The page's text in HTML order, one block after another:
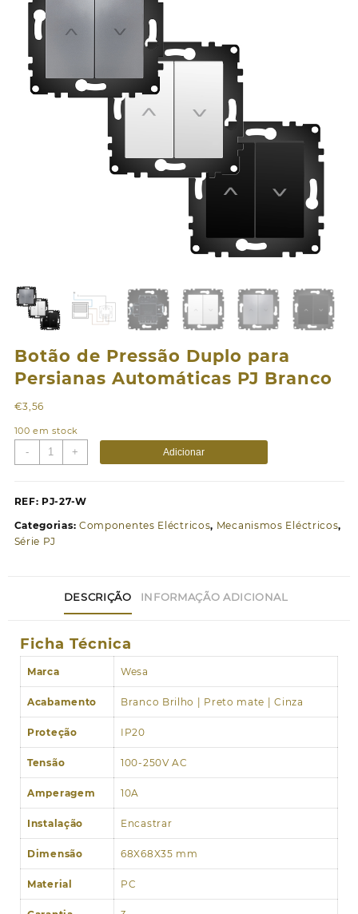
Botão de Pressão Duplo para
Persianas Automáticas PJ Branco
€3,56
100 em stock
-
Quantidade
de
de
Duplo
para
Branco
+ Adicionar
REF: PJ-27-W
Categorias: Componentes Eléctricos, Mecanismos Eléctricos,
Série PJ
DESCRIÇÃO INFORMAÇÃO ADICIONAL
Ficha Técnica
Marca Wesa
Acabamento Branco Brilho | Preto mate | Cinza
Proteção IP20
Tensão 100-250V AC
Amperagem 10A
Instalação Encastrar
Dimensão 68X68X35 mm
Material PC